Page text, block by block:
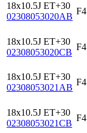
18x10.5J ET+30
02308053020AB
F4
18x10.5J ET+30
02308053020CB
F4
18x10.5J ET+30
02308053021AB
F4
18x10.5J ET+30
02308053021CB
F4